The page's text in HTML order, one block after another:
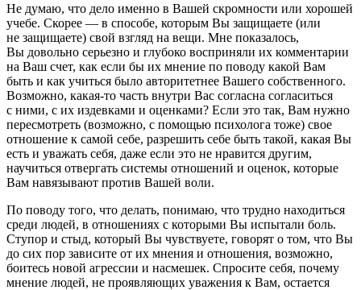
Не думаю, что дело именно в Вашей скромности или хорошей
учебе. Скорее — в способе, которым Вы защищаете (или
не защищаете) свой взгляд на вещи. Мне показалось,
Вы довольно серьезно и глубоко восприняли их комментарии
на Ваш счет, как если бы их мнение по поводу какой Вам
быть и как учиться было авторитетнее Вашего собственного.
Возможно, какая-то часть внутри Вас согласна согласиться
с ними, с их издевками и оценками? Если это так, Вам нужно
пересмотреть (возможно, с помощью психолога тоже) свое
отношение к самой себе, разрешить себе быть такой, какая Вы
есть и уважать себя, даже если это не нравится другим,
научиться отвергать системы отношений и оценок, которые
Вам навязывают против Вашей воли.
По поводу того, что делать, понимаю, что трудно находиться
среди людей, в отношениях с которыми Вы испытали боль.
Ступор и стыд, который Вы чувствуете, говорят о том, что Вы
до сих пор зависите от их мнения и отношения, возможно,
боитесь новой агрессии и насмешек. Спросите себя, почему
мнение людей, не проявляющих уважения к Вам, остается